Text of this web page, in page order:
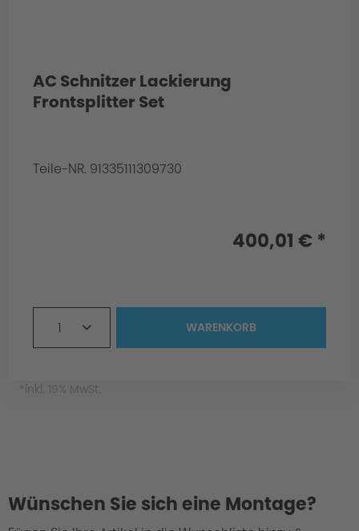
AC Schnitzer Lackierung
Frontsplitter Set
Teile-NR. 91335111309730
400,01 € *
1 WARENKORB
*inkl. 19% MwSt.
Wünschen Sie sich eine Montage?